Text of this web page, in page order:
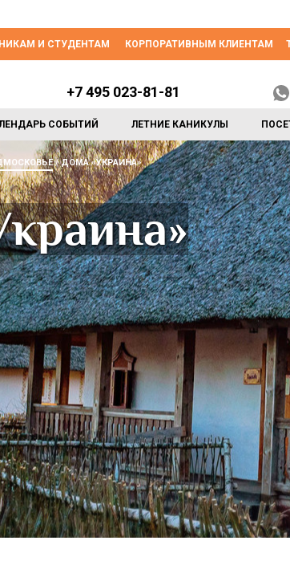
И СТУДЕНТАМ КОРПОРАТИВНЫМ КЛИЕНТАМ
СОБЫТИЙ ЛЕТНИЕ КАНИКУЛЫ
+7 495 023-81-81
ДОМА «УКРАИНА»